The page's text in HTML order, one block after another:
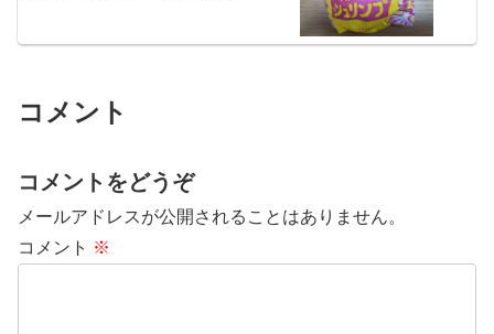
コメント
コメントをどうぞ
メールアドレスが公開されることはありません。
コメント ※